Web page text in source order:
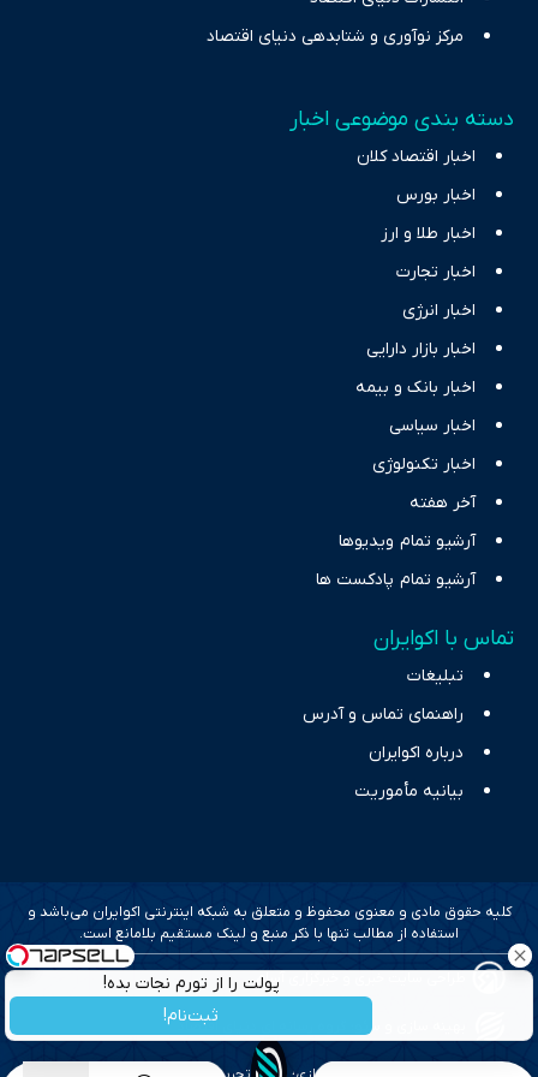
پولت را از تورم نجات بده!
ثبت‌نام!
مرکز نوآوری و شتابدهی دنیای اقتصاد
دسته بندی موضوعی اخبار
اخبار اقتصاد کلان
اخبار بورس
اخبار طلا و ارز
اخبار تجارت
اخبار انرژی
اخبار بازار دارایی
اخبار بانک و بیمه
اخبار سیاسی
اخبار تکنولوژی
آخر هفته
آرشیو تمام ویدیوها
آرشیو تمام پادکست ها
تماس با اکوایران
تبلیغات
راهنمای تماس و آدرس
درباره اکوایران
بیانیه مأموریت
کلیه حقوق مادی و معنوی محفوظ و متعلق به شبکه اینترنتی اکوایران می‌باشد و
استفاده از مطالب تنها با ذکر منبع و لینک مستقیم بلامانع است.
طراحی سایت خبری و خبرگزاری آسام
بهینه سازی و سئو؛ گروه رسانه ای دنیای اقتصاد